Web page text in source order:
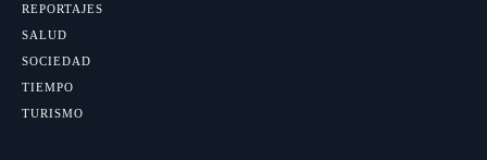
REPORTAJES
SALUD
SOCIEDAD
TIEMPO
TURISMO